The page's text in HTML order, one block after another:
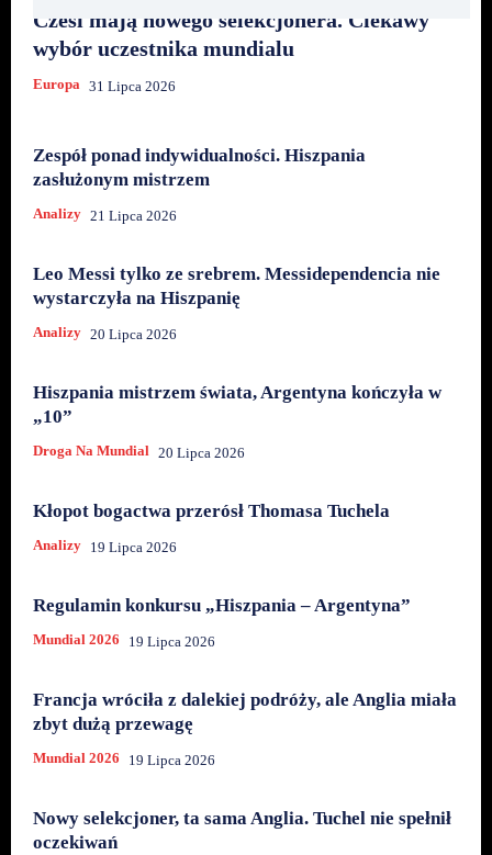
Czesi mają nowego selekcjonera. Ciekawy
wybór uczestnika mundialu
Europa 31 Lipca 2026
Zespół ponad indywidualności. Hiszpania
zasłużonym mistrzem
Analizy 21 Lipca 2026
Leo Messi tylko ze srebrem. Messidependencia nie
wystarczyła na Hiszpanię
Analizy 20 Lipca 2026
Hiszpania mistrzem świata, Argentyna kończyła w
„10”
Droga Na Mundial 20 Lipca 2026
Kłopot bogactwa przerósł Thomasa Tuchela
Analizy 19 Lipca 2026
Regulamin konkursu „Hiszpania – Argentyna”
Mundial 2026 19 Lipca 2026
Francja wróciła z dalekiej podróży, ale Anglia miała
zbyt dużą przewagę
Mundial 2026 19 Lipca 2026
Nowy selekcjoner, ta sama Anglia. Tuchel nie spełnił
oczekiwań